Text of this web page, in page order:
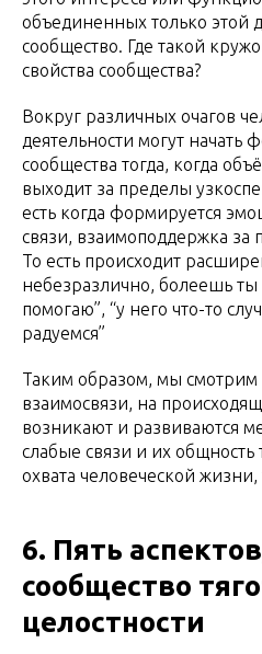
объединенных только этой
сообщество. Где такой
свойства сообщества?
Вокруг различных очагов
деятельности могут начать
сообщества тогда, когда
выходит за пределы
есть когда формируется
связи, взаимоподдержка
То есть происходит
небезразлично, болеешь
помогаю”, “у него что-то
радуемся”
Таким образом, мы смотрим
взаимосвязи, на
возникают и развиваются
слабые связи и их общность
охвата человеческой
6. Пять
сообщество
целостности